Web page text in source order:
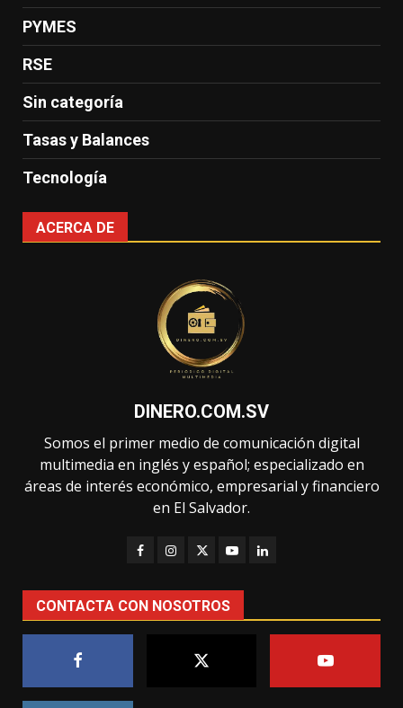
PYMES
RSE
Sin categoría
Tasas y Balances
Tecnología
ACERCA DE
DINERO.COM.SV
Somos el primer medio de comunicación digital
multimedia en inglés y español; especializado en
áreas de interés económico, empresarial y financiero
en El Salvador.
CONTACTA CON NOSOTROS